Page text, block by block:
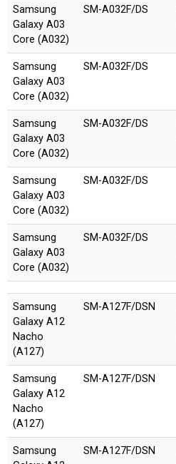
Samsung
Galaxy A03
Core (A032)
SM-A032F/DS
Samsung
Galaxy A03
Core (A032)
SM-A032F/DS
Samsung
Galaxy A03
Core (A032)
SM-A032F/DS
Samsung
Galaxy A03
Core (A032)
SM-A032F/DS
Samsung
Galaxy A03
Core (A032)
SM-A032F/DS
Samsung
Galaxy A12
Nacho
(A127)
SM-A127F/DSN
Samsung
Galaxy A12
Nacho
(A127)
SM-A127F/DSN
Samsung
SM-A127F/DSN